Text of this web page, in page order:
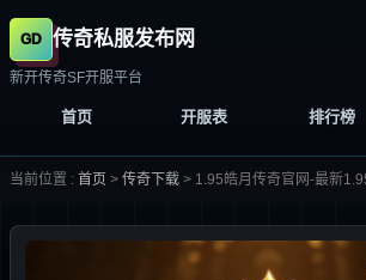
传奇私服发布网
新开传奇SF开服平台
首页 开服表 排行榜
当前位置 : 首页 > 传奇下载 > 1.95皓月传奇官网-最新1.95皓